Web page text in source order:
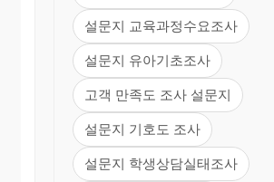
15.귀하께서 휴대폰 사용을 가장 많
① 통화 ② 문자 ③ 증권,뉴스
( )
16.귀하께서 쓰는 휴대폰의 하루 평
① 1~5분
② 5~10분
④ 15~20분
⑤ 20~30분
17.귀하께서는 하루에 휴대폰을 사
설문지 교육과정수요조사
설문지 유아기초조사
고객 만족도 조사 설문지
설문지 기호도 조사
설문지 학생상담실태조사